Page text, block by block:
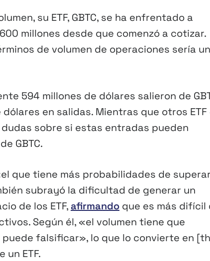
su ETF, GBTC, se ha enfrentado a
millones desde que comenzó a cotizar.
de volumen de operaciones sería
594 millones de dólares salieron de
en salidas. Mientras que otros ETF
sobre si estas entradas pueden
GBTC.
que tiene más probabilidades de
subrayó la dificultad de generar un
de los ETF,afirmando que es más difícil
Según él, «el volumen tiene que
falsificar», lo que lo convierte en
ETF.